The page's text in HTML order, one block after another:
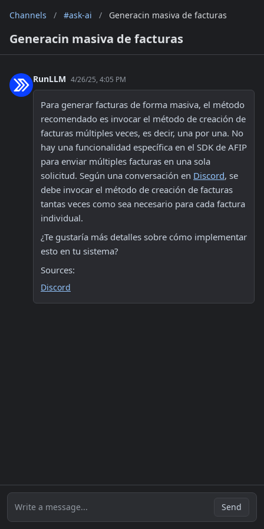
Channels / #ask-ai / Generacin masiva de facturas
Generacin masiva de facturas
RunLLM 4/26/25, 4:05 PM
Para generar facturas de forma masiva, el método
recomendado es invocar el método de creación de
facturas múltiples veces, es decir, una por una. No
hay una funcionalidad específica en el SDK de AFIP
para enviar múltiples facturas en una sola
solicitud. Según una conversación en Discord, se
debe invocar el método de creación de facturas
tantas veces como sea necesario para cada factura
individual.
¿Te gustaría más detalles sobre cómo implementar
esto en tu sistema?
Sources:
Discord
Write a message... Send